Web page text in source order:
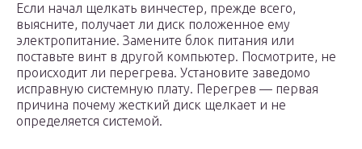
Если начал щелкать винчестер, прежде всего,
выясните, получает ли диск положенное ему
электропитание. Замените блок питания или
поставьте винт в другой компьютер. Посмотрите, не
происходит ли перегрева. Установите заведомо
исправную системную плату. Перегрев — первая
причина почему жесткий диск щелкает и не
определяется системой.